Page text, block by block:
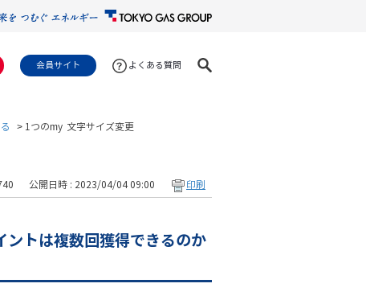
会員サイト よくある質問
文字サイズ変更
> 1つのmy
公開日時 : 2023/04/04 09:00 印刷
トは複数回獲得できるのか